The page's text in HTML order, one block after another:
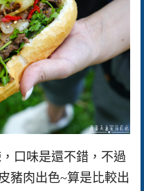
口味是還不錯，不過
豬肉出色~算是比較出